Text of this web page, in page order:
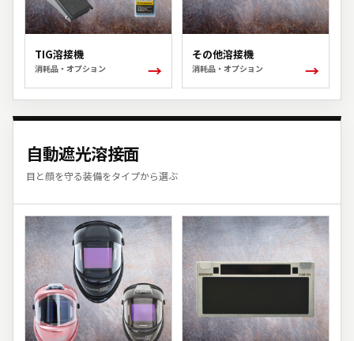
TIG溶接機
消耗品・オプション →
その他溶接機
消耗品・オプション →
自動遮光溶接面
目と顔を守る装備をタイプから選ぶ